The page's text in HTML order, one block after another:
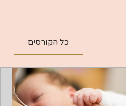
כל הקורסים